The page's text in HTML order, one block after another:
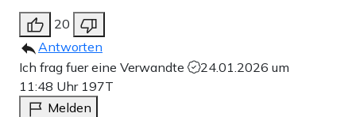
20
Antworten
Ich frag fuer eine Verwandte
24.01.2026 um
11:48 Uhr 197T
Melden